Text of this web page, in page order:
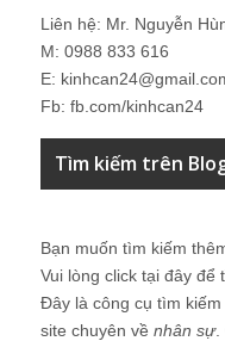
Liên hệ: Mr. Nguyễn
M: 0988 833 616
E:
Fb: fb.com/kinhcan24
Tìm kiếm trên
Bạn muốn tìm kiếm
Vui lòng click tại đây để
Đây là công cụ tìm
site chuyên về nhân sự.